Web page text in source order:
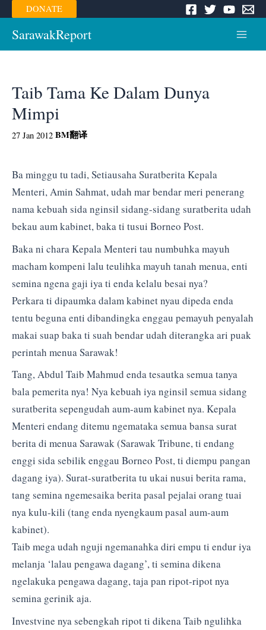
Skip
to
content
DONATE
SarawakReport
Taib Tama Ke Dalam Dunya
Mimpi
27 Jan 2012 BM翻译
Ba minggu tu tadi, Setiausaha Suratberita Kepala
Menteri, Amin Sahmat, udah mar bendar meri penerang
nama kebuah sida nginsil sidang-sidang suratberita udah
bekau aum kabinet, baka ti tusui Borneo Post.
Baka ni chara Kepala Menteri tau numbuhka mayuh
macham kompeni lalu teulihka mayuh tanah menua, enti
semina ngena gaji iya ti enda kelalu besai nya?
Perkara ti dipaumka dalam kabinet nyau dipeda enda
tentu beguna enti dibandingka enggau pemayuh penyalah
makai suap baka ti suah bendar udah diterangka ari puak
perintah menua Sarawak!
Tang, Abdul Taib Mahmud enda tesautka semua tanya
bala pemerita nya! Nya kebuah iya nginsil semua sidang
suratberita sepengudah aum-aum kabinet nya. Kepala
Menteri endang ditemu ngemataka semua bansa surat
berita di menua Sarawak (Sarawak Tribune, ti endang
enggi sida sebilik enggau Borneo Post, ti diempu pangan
dagang iya). Surat-suratberita tu ukai nusui berita rama,
tang semina ngemesaika berita pasal pejalai orang tuai
nya kulu-kili (tang enda nyengkaum pasal aum-aum
kabinet).
Taib mega udah nguji ngemanahka diri empu ti endur iya
melanja ‘lalau pengawa dagang’, ti semina dikena
ngelakuka pengawa dagang, taja pan ripot-ripot nya
semina gerinik aja.
Investvine nya sebengkah ripot ti dikena Taib ngulihka